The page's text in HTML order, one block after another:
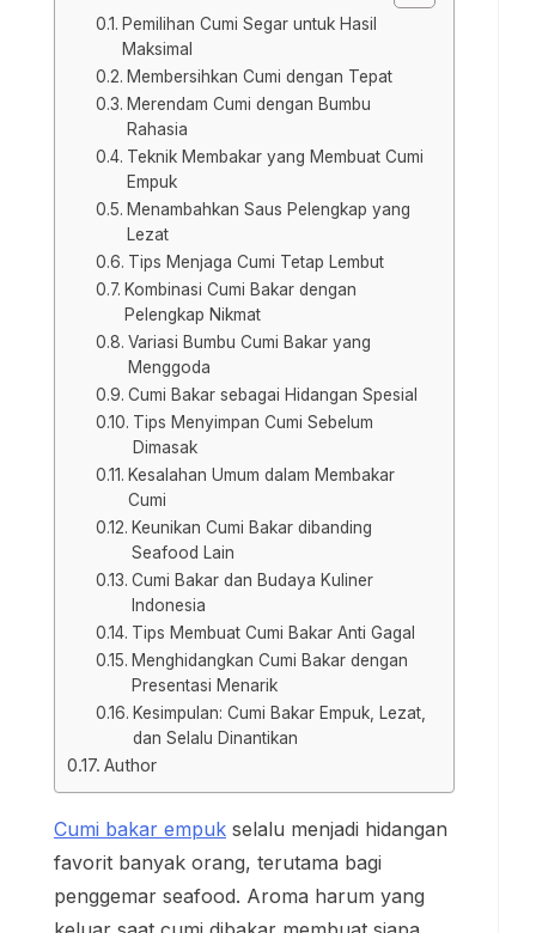
Pemilihan Cumi Segar untuk Hasil
Maksimal
Membersihkan Cumi dengan Tepat
Merendam Cumi dengan Bumbu
Rahasia
Teknik Membakar yang Membuat Cumi
Empuk
Menambahkan Saus Pelengkap yang
Lezat
Tips Menjaga Cumi Tetap Lembut
Kombinasi Cumi Bakar dengan
Pelengkap Nikmat
Variasi Bumbu Cumi Bakar yang
Menggoda
Cumi Bakar sebagai Hidangan Spesial
Tips Menyimpan Cumi Sebelum
Dimasak
Kesalahan Umum dalam Membakar
Cumi
Keunikan Cumi Bakar dibanding
Seafood Lain
Cumi Bakar dan Budaya Kuliner
Indonesia
Tips Membuat Cumi Bakar Anti Gagal
Menghidangkan Cumi Bakar dengan
Presentasi Menarik
Kesimpulan: Cumi Bakar Empuk, Lezat,
dan Selalu Dinantikan
Author
Cumi bakar empuk selalu menjadi hidangan
favorit banyak orang, terutama bagi
penggemar seafood. Aroma harum yang